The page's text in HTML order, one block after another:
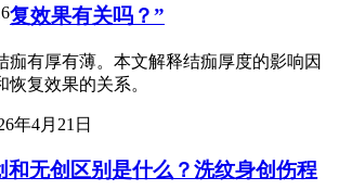
复效果有关吗？”
痂有厚有薄。本文解释结痂厚度的影响因
恢复效果的关系。
年4月21日
和无创区别是什么？洗纹身创伤程